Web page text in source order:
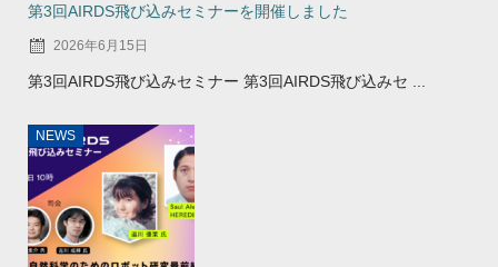
第3回AIRDS飛び込みセミナーを開催しました
2026年6月15日
第3回AIRDS飛び込みセミナー 第3回AIRDS飛び込みセ ...
NEWS